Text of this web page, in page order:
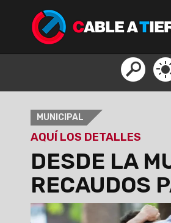
MUNICIPAL
AQUÍ LOS DETALLES
DESDE LA
RECAUDOS